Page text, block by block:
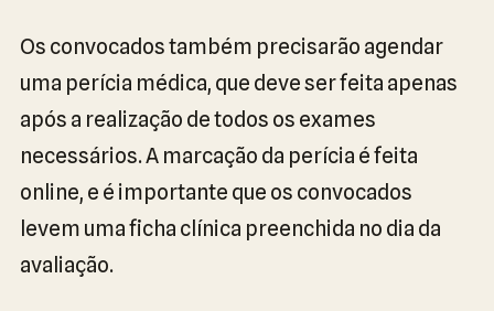
Os convocados também precisarão agendar
uma perícia médica, que deve ser feita apenas
após a realização de todos os exames
necessários. A marcação da perícia é feita
online, e é importante que os convocados
levem uma ficha clínica preenchida no dia da
avaliação.